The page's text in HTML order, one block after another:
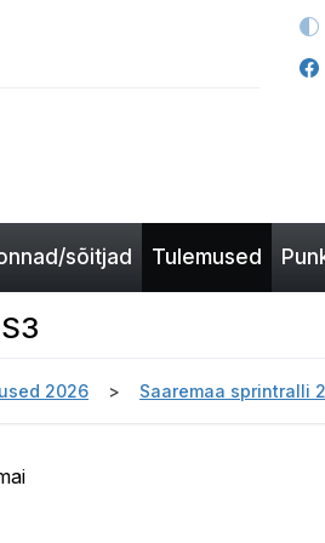
sõitjad Tulemused
2026 Saaremaa sprintralli